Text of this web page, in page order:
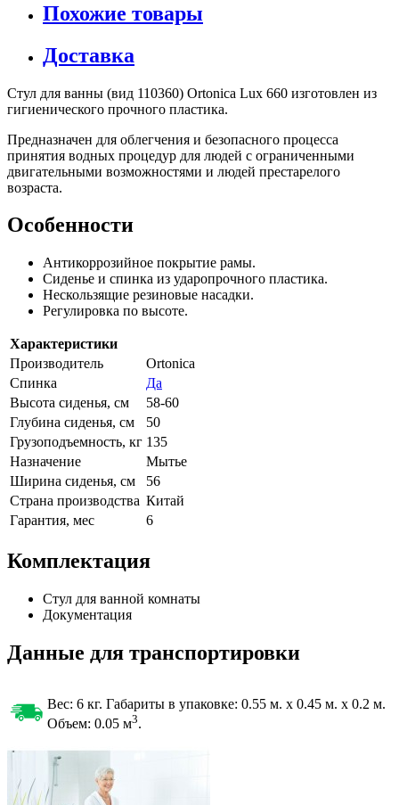
Похожие товары
Доставка
Стул для ванны (вид 110360) Ortonica Lux 660 изготовлен из
гигиенического прочного пластика.
Предназначен для облегчения и безопасного процесса
принятия водных процедур для людей с ограниченными
двигательными возможностями и людей престарелого
возраста.
Особенности
Антикоррозийное покрытие рамы.
Сиденье и спинка из ударопрочного пластика.
Нескользящие резиновые насадки.
Регулировка по высоте.
Характеристики
Производитель
Ortonica
Спинка
Да
Высота сиденья, см
58-60
Глубина сиденья, см
50
Грузоподъемность, кг 135
Назначение
Мытье
Ширина сиденья, см
56
Страна производства Китай
Гарантия, мес
6
Комплектация
Стул для ванной комнаты
Документация
Данные для транспортировки
Вес: 6 кг. Габариты в упаковке: 0.55 м. x 0.45 м. x 0.2 м.
Объем: 0.05 м3.